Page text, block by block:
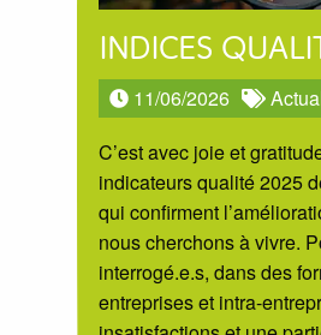
INDICES
11/06/2026
C’est avec joie et
indicateurs qualité 2025
qui confirment
nous cherchons à vivre.
interrogé.e.s, dans des
entreprises et intra-